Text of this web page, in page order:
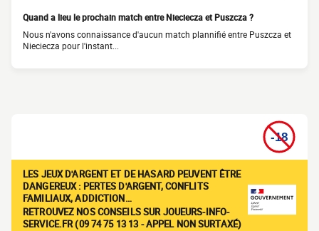
Quand a lieu le prochain match entre Nieciecza et Puszcza ?
Nous n'avons connaissance d'aucun match plannifié entre Puszcza et
Nieciecza pour l'instant...
LES JEUX D'ARGENT ET DE HASARD PEUVENT ÊTRE
DANGEREUX : PERTES D'ARGENT, CONFLITS
FAMILIAUX, ADDICTION…
RETROUVEZ NOS CONSEILS SUR JOUEURS-INFO-
SERVICE.FR (09 74 75 13 13 - APPEL NON SURTAXÉ)